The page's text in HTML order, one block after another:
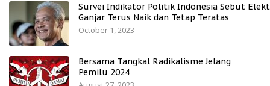
Survei Indikator Politik Indonesia Sebut
Ganjar Terus Naik dan Tetap Teratas
October 1, 2023
Bersama Tangkal Radikalisme Jelang
Pemilu 2024